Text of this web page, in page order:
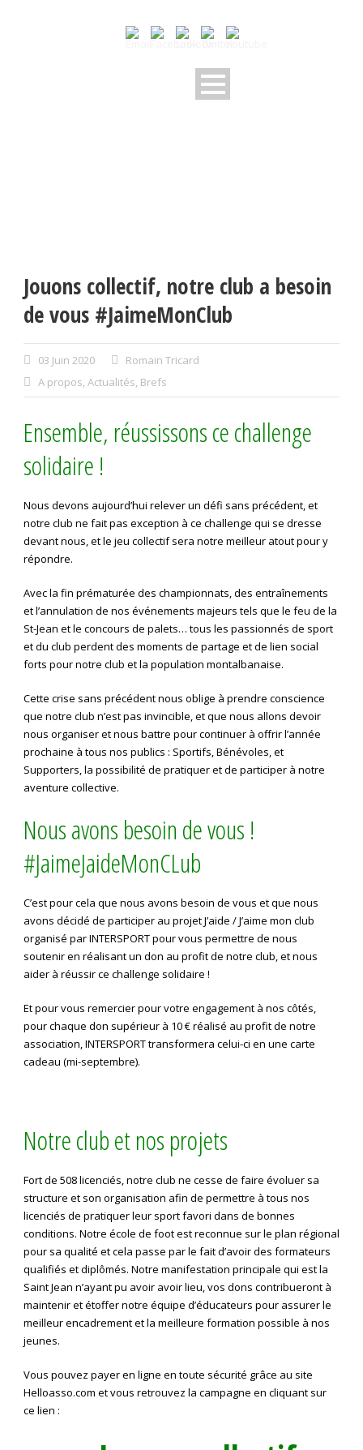
Jouons collectif, notre club a besoin
de vous #JaimeMonClub
03 Juin 2020
Romain Tricard
A propos, Actualités, Brefs
Ensemble, réussissons ce challenge
solidaire !
Nous devons aujourd’hui relever un défi sans précédent, et
notre club ne fait pas exception à ce challenge qui se dresse
devant nous, et le jeu collectif sera notre meilleur atout pour y
répondre.
Avec la fin prématurée des championnats, des entraînements
et l’annulation de nos événements majeurs tels que le feu de la
St-Jean et le concours de palets… tous les passionnés de sport
et du club perdent des moments de partage et de lien social
forts pour notre club et la population montalbanaise.
Cette crise sans précédent nous oblige à prendre conscience
que notre club n’est pas invincible, et que nous allons devoir
nous organiser et nous battre pour continuer à offrir l’année
prochaine à tous nos publics : Sportifs, Bénévoles, et
Supporters, la possibilité de pratiquer et de participer à notre
aventure collective.
Nous avons besoin de vous !
#JaimeJaideMonCLub
C’est pour cela que nous avons besoin de vous et que nous
avons décidé de participer au projet J’aide / J’aime mon club
organisé par INTERSPORT pour vous permettre de nous
soutenir en réalisant un don au profit de notre club, et nous
aider à réussir ce challenge solidaire !
Et pour vous remercier pour votre engagement à nos côtés,
pour chaque don supérieur à 10 € réalisé au profit de notre
association, INTERSPORT transformera celui-ci en une carte
cadeau (mi-septembre).
Notre club et nos projets
Fort de 508 licenciés, notre club ne cesse de faire évoluer sa
structure et son organisation afin de permettre à tous nos
licenciés de pratiquer leur sport favori dans de bonnes
conditions. Notre école de foot est reconnue sur le plan régional
pour sa qualité et cela passe par le fait d’avoir des formateurs
qualifiés et diplômés. Notre manifestation principale qui est la
Saint Jean n’ayant pu avoir avoir lieu, vos dons contribueront à
maintenir et étoffer notre équipe d’éducateurs pour assurer le
meilleur encadrement et la meilleure formation possible à nos
jeunes.
Vous pouvez payer en ligne en toute sécurité grâce au site
Helloasso.com et vous retrouvez la campagne en cliquant sur
ce lien :